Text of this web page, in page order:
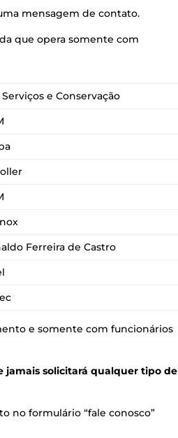
mensagem de contato.
que opera somente com
e Conservação
Ferreira de Castro
e somente com funcionários
jamais solicitará qualquer tipo de
no formulário “fale conosco”